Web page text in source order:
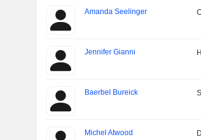
Amanda Seelinger
Jennifer Gianni
Baerbel Bureick
Michel Atwood